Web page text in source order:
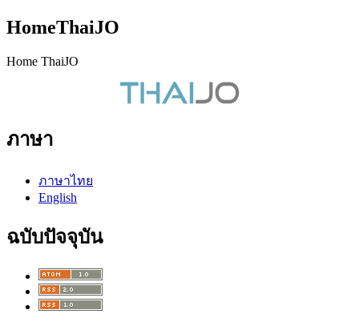
HomeThaiJO
Home ThaiJO
ภาษา
ภาษาไทย
English
ฉบับปัจจุบัน